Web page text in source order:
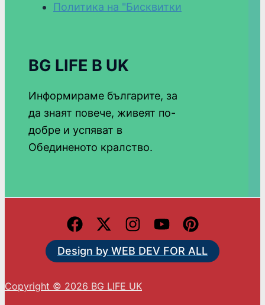
Политика на "Бисквитки
BG LIFE В UK
Информираме българите, за
да знаят повече, живеят по-
добре и успяват в
Обединеното кралство.
Design by WEB DEV FOR ALL
Copyright © 2026 BG LIFE UK